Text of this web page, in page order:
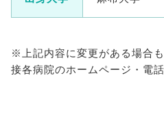
※上記内容に変更がある場合
接各病院のホームページ・電